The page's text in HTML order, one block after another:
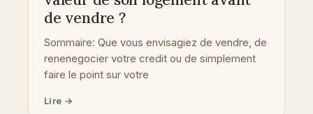
de vendre ?
Sommaire: Que vous envisagiez de vendre, de
renenegocier votre credit ou de simplement
faire le point sur votre
Lire →